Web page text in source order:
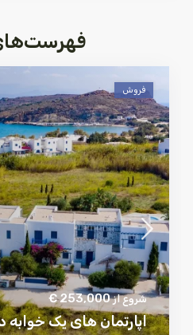
فروش
شروع از253,000 €
اپارتمان های یک